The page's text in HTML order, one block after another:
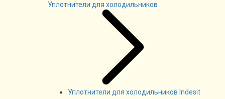
Уплотнители для холодильников
Уплотнители для холодильников Indesit